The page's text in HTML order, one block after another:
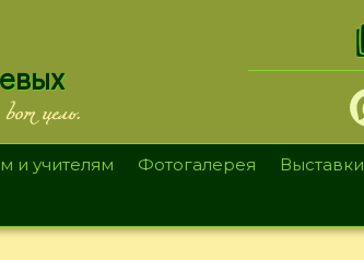
цель.
и учителям Фотогалерея Выставки